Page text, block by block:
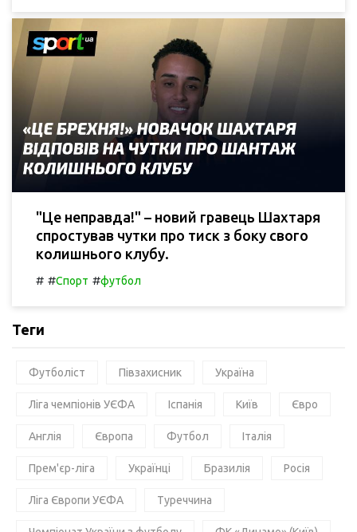
"Це неправда!" – новий гравець Шахтаря
спростував чутки про тиск з боку свого
колишнього клубу.
# #Спорт #футбол
Теги
Футболіст Півзахисник Україна
Ліга чемпіонів УЄФА Іспанія Київ Євро
Англія Європа Футбол Італія
Прем'єр-ліга Українці Бразилія Росія
Ліга Європи УЄФА Туреччина